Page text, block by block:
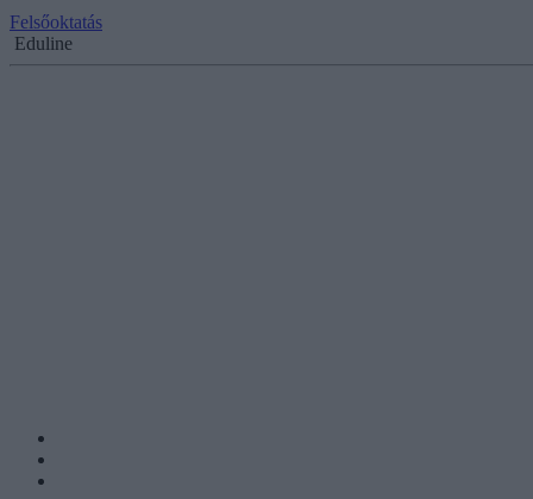
Felsőoktatás
Eduline